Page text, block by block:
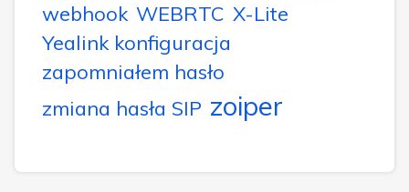
webhook WEBRTC X-Lite
Yealink konfiguracja
zapomniałem hasło
zmiana hasła SIP zoiper